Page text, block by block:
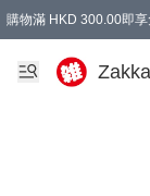
購物滿 HKD 300.00即